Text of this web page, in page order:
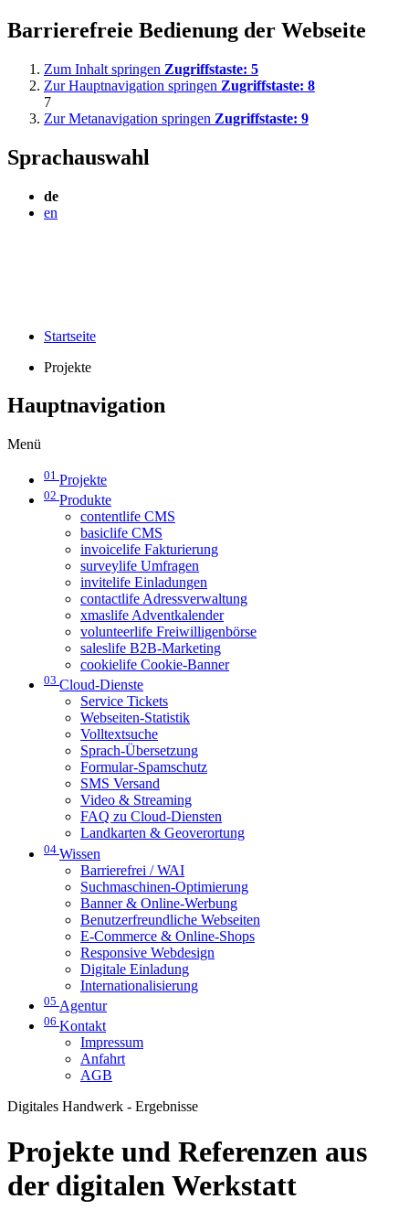
Barrierefreie Bedienung der Webseite
Zum Inhalt springen Zugriffstaste: 5
Zur Hauptnavigation springen Zugriffstaste: 8
7
Zur Metanavigation springen Zugriffstaste: 9
Sprachauswahl
de
en
Startseite
Projekte
Hauptnavigation
Menü
01 Projekte
02 Produkte
contentlife CMS
basiclife CMS
invoicelife Fakturierung
surveylife Umfragen
invitelife Einladungen
contactlife Adressverwaltung
xmaslife Adventkalender
volunteerlife Freiwilligenbörse
saleslife B2B-Marketing
cookielife Cookie-Banner
03 Cloud-Dienste
Service Tickets
Webseiten-Statistik
Volltextsuche
Sprach-Übersetzung
Formular-Spamschutz
SMS Versand
Video & Streaming
FAQ zu Cloud-Diensten
Landkarten & Geoverortung
04 Wissen
Barrierefrei / WAI
Suchmaschinen-Optimierung
Banner & Online-Werbung
Benutzerfreundliche Webseiten
E-Commerce & Online-Shops
Responsive Webdesign
Digitale Einladung
Internationalisierung
05 Agentur
06 Kontakt
Impressum
Anfahrt
AGB
Digitales Handwerk - Ergebnisse
Projekte und Referenzen aus
der digitalen Werkstatt